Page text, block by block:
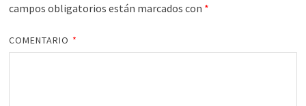
campos obligatorios están marcados con *
COMENTARIO *